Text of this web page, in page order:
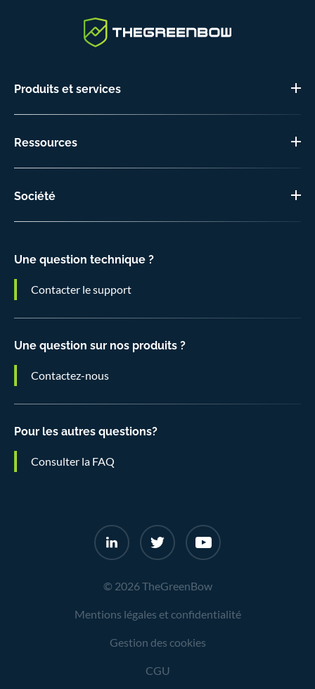
Produits et services
Ressources
Société
Une question technique ?
Contacter le support
Une question sur nos produits ?
Contactez-nous
Pour les autres questions?
Consulter la FAQ
© 2026 TheGreenBow
Mentions légales et confidentialité
Gestion des cookies
CGU